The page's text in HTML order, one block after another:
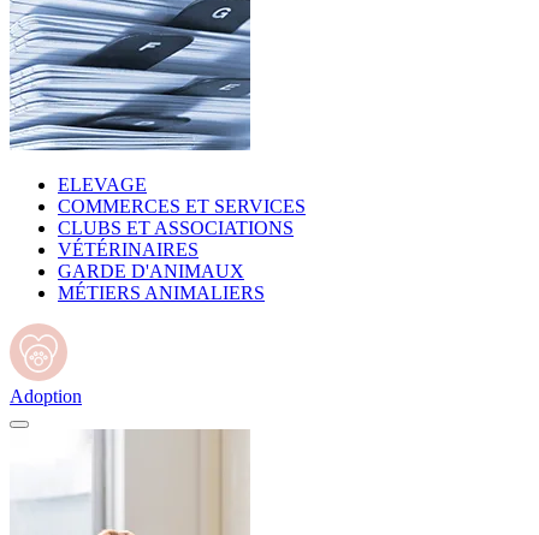
ELEVAGE
COMMERCES ET SERVICES
CLUBS ET ASSOCIATIONS
VÉTÉRINAIRES
GARDE D'ANIMAUX
MÉTIERS ANIMALIERS
Adoption